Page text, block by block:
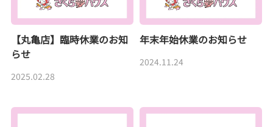
【丸亀店】臨時休業のお知
らせ
2025.02.28
年末年始休業のお知らせ
2024.11.24